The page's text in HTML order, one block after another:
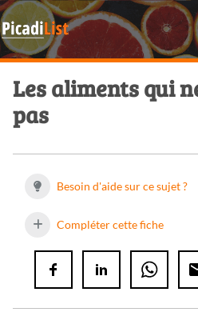
Les aliments qui
pas
Besoin d'aide sur ce sujet ?
Compléter cette fiche